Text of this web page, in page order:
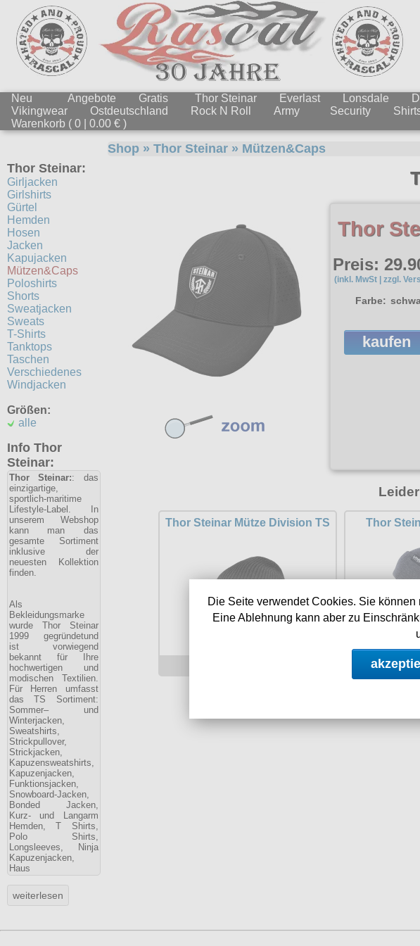
Neu Angebote Gratis Thor Steinar Everlast Lonsdale
Vikingwear
Ostdeutschland Rock N Roll Army Security
Warenkorb ( 0 | 0.00 € )
Thor Steinar:
Girljacken
Girlshirts
Gürtel
Hemden
Hosen
Jacken
Kapujacken
Mützen&Caps
Poloshirts
Shorts
Sweatjacken
Sweats
T-Shirts
Tanktops
Taschen
Verschiedenes
Windjacken
Größen:
alle
Info Thor
Steinar:
Thor Steinar:: das
einzigartige,
sportlich-maritime
Lifestyle-Label. In
unserem Webshop
kann man das
gesamte Sortiment
inklusive der
neuesten Kollektion
finden.
Als
Bekleidungsmarke
wurde Thor Steinar
1999 gegründetund
ist vorwiegend
bekannt für Ihre
hochwertigen und
modischen Textilien.
Für Herren umfasst
das TS Sortiment:
Sommer– und
Winterjacken,
Sweatshirts,
Strickpullover,
Strickjacken,
Kapuzensweatshirts,
Kapuzenjacken,
Funktionsjacken,
Snowboard-Jacken,
Bonded Jacken,
Kurz- und Langarm
Hemden, T Shirts,
Polo Shirts,
Longsleeves, Ninja
Kapuzenjacken,
Haus
Shop » Thor Steinar» Mützen&Caps
Thor
Preis:
(inkl. MwSt | zzgl.
Farbe:
kaufen
Thor Steinar Mütze Division TS Thor
Die Seite verwendet Cookies. Sie
Eine Ablehnung kann aber zu